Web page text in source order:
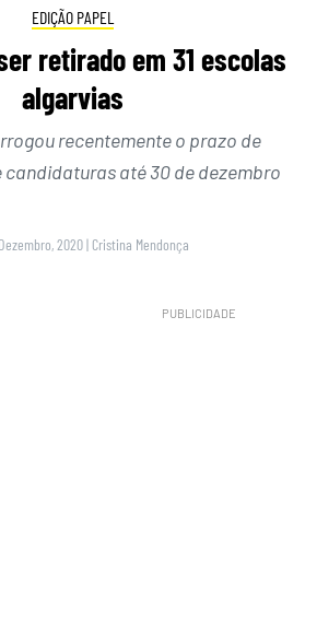
EDIÇÃO PAPEL
retirado em 31 escolas
algarvias
recentemente o prazo de
até 30 de dezembro
2020| Cristina Mendonça